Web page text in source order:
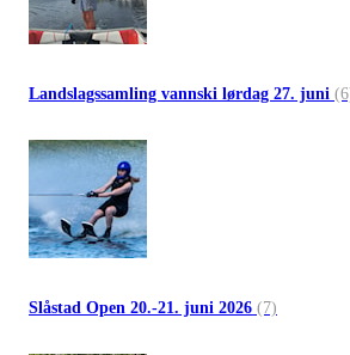
Landslagssamling vannski lørdag 27. juni
Slåstad Open 20.-21. juni 2026 (7)